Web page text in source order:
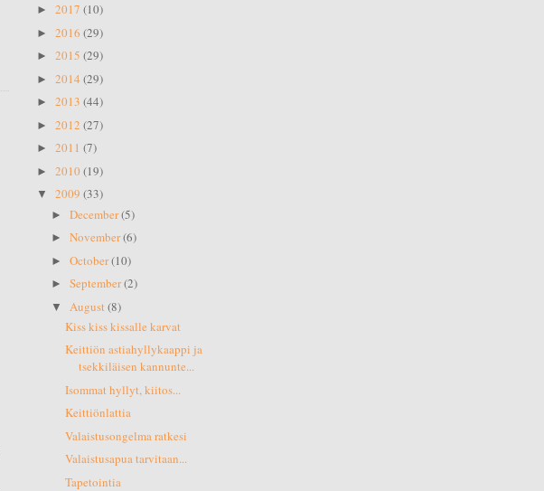
► 2017 (10)
► 2016 (29)
► 2015 (29)
► 2014 (29)
► 2013 (44)
► 2012 (27)
► 2011 (7)
► 2010(19)
▼ 2009 (33)
► December(5)
► November(6)
► October(10)
► September(2)
▼ August(8)
Kiss kiss kissalle karvat
Keittiön astiahyllykaappi ja
tsekkiläisen kannunte...
Isommat hyllyt, kiitos...
Keittiönlattia
Valaistusongelma ratkesi
Valaistusapua tarvitaan...
Tapetointia